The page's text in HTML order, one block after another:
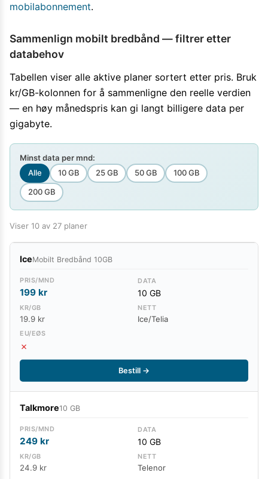
mobilabonnement.
Sammenlign mobilt bredbånd — filtrer etter
databehov
Tabellen viser alle aktive planer sortert etter pris. Bruk
kr/GB-kolonnen for å sammenligne den reelle verdien
— en høy månedspris kan gi langt billigere data per
gigabyte.
Minst data per mnd:
Alle
10 GB 25 GB 50 GB
100 GB
200 GB
Viser 10 av 27 planer
IceMobilt Bredbånd 10GB
199 kr 10 GB
19.9 kr Ice/Telia
✗
Bestill →
Talkmore10 GB
249 kr 10 GB
24.9 kr Telenor